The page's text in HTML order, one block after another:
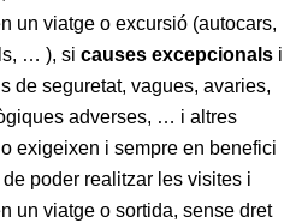
un viatge o excursió (autocars,
… ), si causes excepcionals i
de seguretat, vagues, avaries,
adverses, … i altres
exigeixen i sempre en benefici
poder realitzar les visites i
un viatge o sortida, sense dret